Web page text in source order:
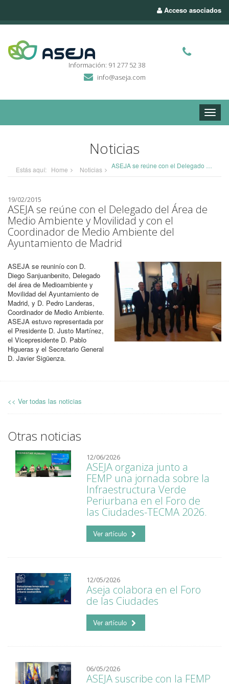
Acceso asociados
Información: 91 277 52 38
info@aseja.com
Toggle
Noticias
Estás aquí: Home Noticias ASEJA se reúne con el Delegado del Área de Medio Ambiente y Movilidad y con el Coordinador de Medio Ambiente del Ayuntamiento de Madrid
19/02/2015
ASEJA se reúne con el Delegado del Área de
Medio Ambiente y Movilidad y con el
Coordinador de Medio Ambiente del
Ayuntamiento de Madrid
ASEJA se reuninío con D.
Diego Sanjuanbenito, Delegado
del área de Medioambiente y
Movilidad del Ayuntamiento de
Madrid, y D. Pedro Landeras,
Coordinador de Medio Ambiente.
ASEJA estuvo representada por
el Presidente D. Justo Martínez,
el Vicepresidente D. Pablo
Higueras y el Secretario General
D. Javier Sigüenza.
<< Ver todas las noticias
Otras noticias
12/06/2026
ASEJA organiza junto a
FEMP una jornada sobre la
Infraestructura Verde
Periurbana en el Foro de
las Ciudades-TECMA 2026.
Ver artículo
12/05/2026
Aseja colabora en el Foro
de las Ciudades
Ver artículo
06/05/2026
ASEJA suscribe con la FEMP